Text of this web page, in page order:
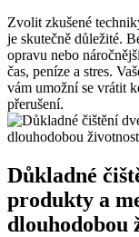
Zvolit zkušené
je skutečně důležité.
opravu nebo
čas, peníze a stres.
vám umožní se vrátit
přerušení.
Důkladné
produkty a
dlouhodobou